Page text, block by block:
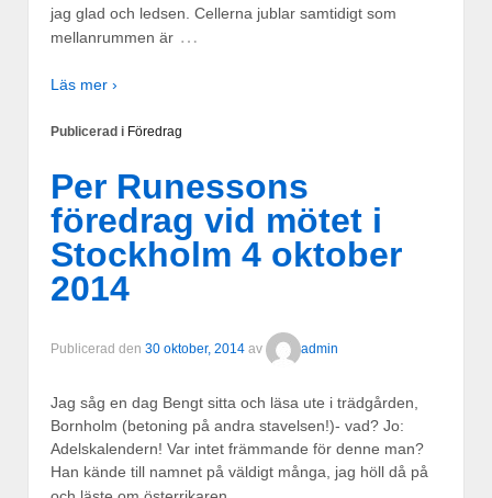
jag glad och ledsen. Cellerna jublar samtidigt som
mellanrummen är …
Läs mer ›
Publicerad i Föredrag
Per Runessons
föredrag vid mötet i
Stockholm 4 oktober
2014
Publicerad den 30 oktober, 2014 av admin
Jag såg en dag Bengt sitta och läsa ute i trädgården,
Bornholm (betoning på andra stavelsen!)- vad? Jo:
Adelskalendern! Var intet främmande för denne man?
Han kände till namnet på väldigt många, jag höll då på